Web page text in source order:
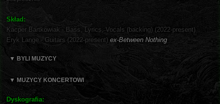
Skład:
Kacper Bartkowiak - Bass, Lyrics, Vocals (backing) (2022-present)
Eryk Lange - Guitars (2022-present) ex-Between Nothing
▼ BYLI MUZYCY
▼ MUZYCY KONCERTOWI
Dyskografia: